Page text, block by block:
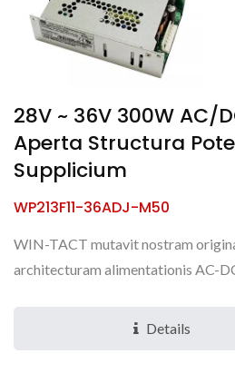
28V ~ 36V 300W AC/
Aperta Structura
Supplicium
WP213F11-36ADJ-M50
WIN-TACT mutavit nostram
architecturam alimentationis AC-
et tabula dissipationis...Details